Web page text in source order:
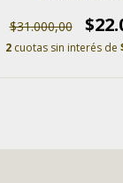
$31.000,00
2 cuotas sin interés de